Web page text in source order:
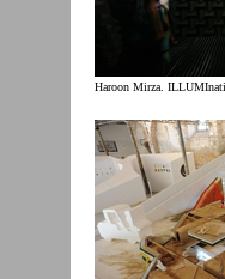
Haroon Mirza.